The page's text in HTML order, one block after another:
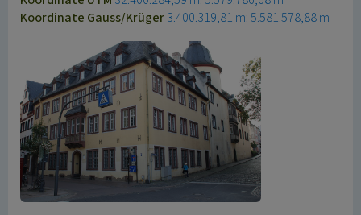
Koordinate Gauss/Krüger3.400.319,81 m: 5.581.578,88 m